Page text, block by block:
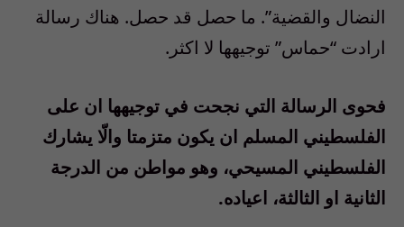
النضال والقضية”. ما حصل قد حصل. هناك رسالة
ارادت “حماس” توجيهها لا اكثر.
فحوى الرسالة التي نجحت في توجيهها ان على
الفلسطيني المسلم ان يكون متزمتا والّا يشارك
الفلسطيني المسيحي، وهو مواطن من الدرجة
الثانية او الثالثة، اعياده.